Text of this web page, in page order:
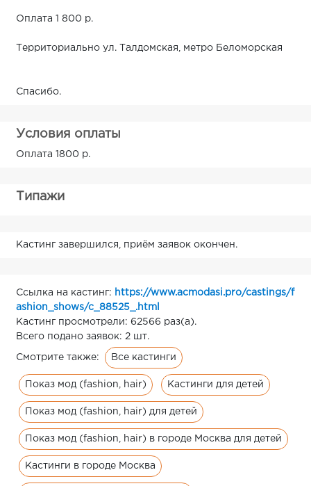
Оплата 1 800 р.
Территориально ул. Талдомская, метро Беломорская
Спасибо.
Условия оплаты
Оплата 1800 р.
Типажи
Кастинг завершился, приём заявок окончен.
Ссылка на кастинг: https://www.acmodasi.pro/castings/f
ashion_shows/c_88525_.html
Кастинг просмотрели: 62566 раз(а).
Всего подано заявок: 2 шт.
Смотрите также: Все кастинги
Показ мод (fashion, hair) Кастинги для детей
Показ мод (fashion, hair) для детей
Показ мод (fashion, hair) в городе Москва для детей
Кастинги в городе Москва